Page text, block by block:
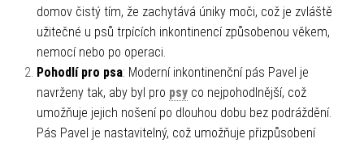
domov čistý tím, že zachytává úniky moči, což je zvláště
užitečné u psů trpících inkontinencí způsobenou věkem,
nemocí nebo po operaci.
Pohodlí pro psa: Moderní inkontinenční pás Pavel je
navrženy tak, aby byl pro psy co nejpohodlnější, což
umožňuje jejich nošení po dlouhou dobu bez podráždění.
Pás Pavel je nastavitelný, což umožňuje přizpůsobení